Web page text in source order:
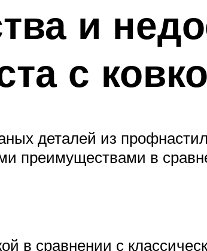
и
с
деталей из
преимуществами в
в сравнении с